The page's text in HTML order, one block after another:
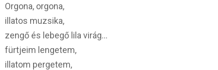
Orgona, orgona,
illatos muzsika,
zengő és lebegő lila virág…
fürtjeim lengetem,
illatom pergetem,